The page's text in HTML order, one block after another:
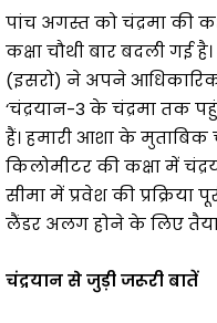
पांच अगस्त को चंद्रमा की
कक्षा चौथी बार बदली गई
(इसरो) ने अपने आधिकारिक
‘चंद्रयान-3 के चंद्रमा तक
हैं। हमारी आशा के मुताबिक
किलोमीटर की कक्षा में
सीमा में प्रवेश की प्रक्रिया
लैंडर अलग होने के लिए
चंद्रयान से जुड़ी जरूरी बातें